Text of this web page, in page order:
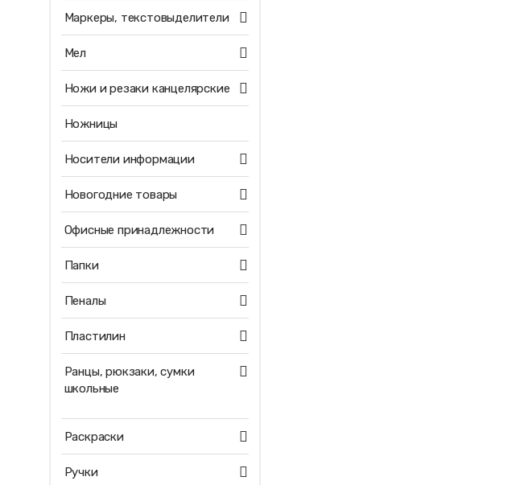
Маркеры, текстовыделители
Мел
Ножи и резаки канцелярские
Ножницы
Носители информации
Новогодние товары
Офисные принадлежности
Папки
Пеналы
Пластилин
Ранцы, рюкзаки, сумки
школьные
Раскраски
Ручки